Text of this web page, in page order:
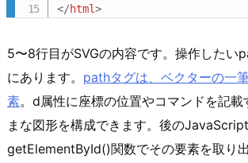
</html>
5〜8行目がSVGの内容です。操作したい
にあります。 pathタグは、ベクターの一
素。d属性に座標の位置やコマンドを記
まな図形を構成できます。後の
getElementById()関数でその要素を取り